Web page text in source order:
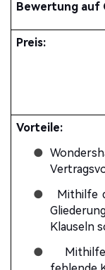
Bewertung auf
Preis:
Vorteile:
●
●
Mithilfe
Klauseln
●